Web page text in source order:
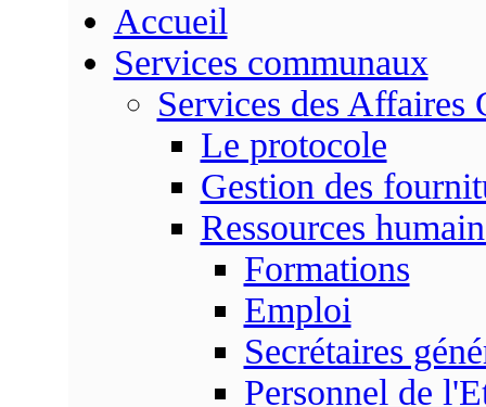
Accueil
Services communaux
Services des Affaires
Le protocole
Gestion des
Ressources
Formations
Emploi
Secrétaires
Personnel de